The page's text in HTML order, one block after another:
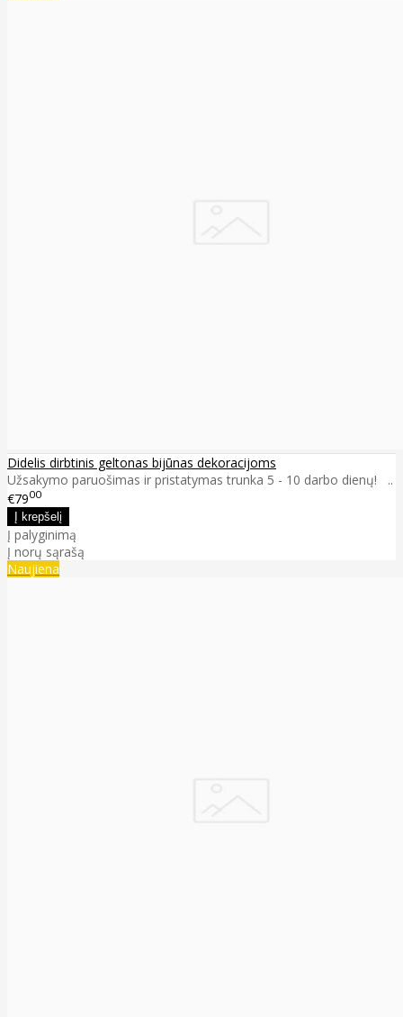
Didelis dirbtinis geltonas bijūnas dekoracijoms
Užsakymo paruošimas ir pristatymas trunka 5 - 10 darbo dienų! ..
€7900
Į palyginimą
Į norų sąrašą
Naujiena